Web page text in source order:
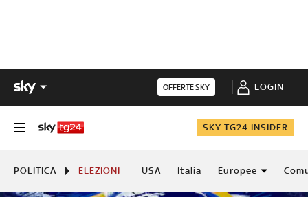
OFFERTE SKY LOGIN
SKY TG24 INSIDER
POLITICA ELEZIONI USA Italia Europee